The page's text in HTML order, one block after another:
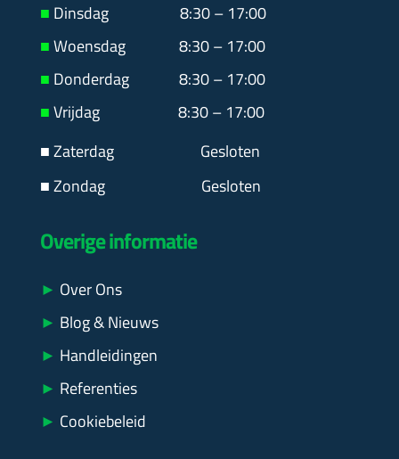
■ Dinsdag 8:30 – 17:00
■Woensdag 8:30 – 17:00
■ Donderdag 8:30 – 17:00
■Vrijdag 8:30 – 17:00
■ Zaterdag Gesloten
■ Zondag Gesloten
Overige informatie
► Over Ons
► Blog & Nieuws
► Handleidingen
► Referenties
► Cookiebeleid